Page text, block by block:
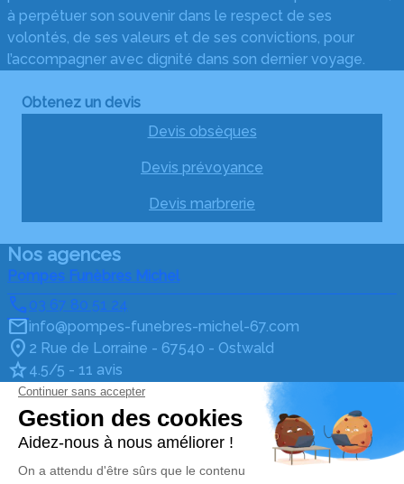
à perpétuer son souvenir dans le respect de ses
volontés, de ses valeurs et de ses convictions, pour
l’accompagner avec dignité dans son dernier voyage.
Obtenez un devis
Devis obsèques
Devis prévoyance
Devis marbrerie
Nos agences
Pompes Funèbres Michel
03 67 80 51 24
info@pompes-funebres-michel-67.com
2 Rue de Lorraine - 67540 - Ostwald
4.5/5 - 11 avis
Pompes Funèbres Michel (centre)
03 67 80 51 24
info@pompes-funebres-michel-67.com
7, cours de l'Illiade - 67400 - Illkirch-Graffenstaden